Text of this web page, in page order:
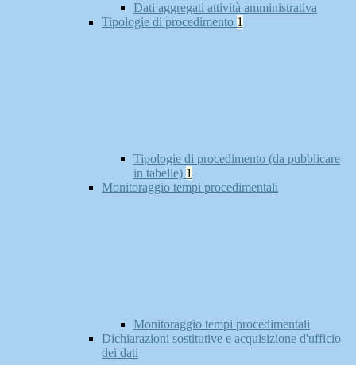
Dati aggregati attività amministrativa
Tipologie di procedimento 1
Tipologie di procedimento (da pubblicare
in tabelle) 1
Monitoraggio tempi procedimentali
Monitoraggio tempi procedimentali
Dichiarazioni sostitutive e acquisizione d'ufficio
dei dati